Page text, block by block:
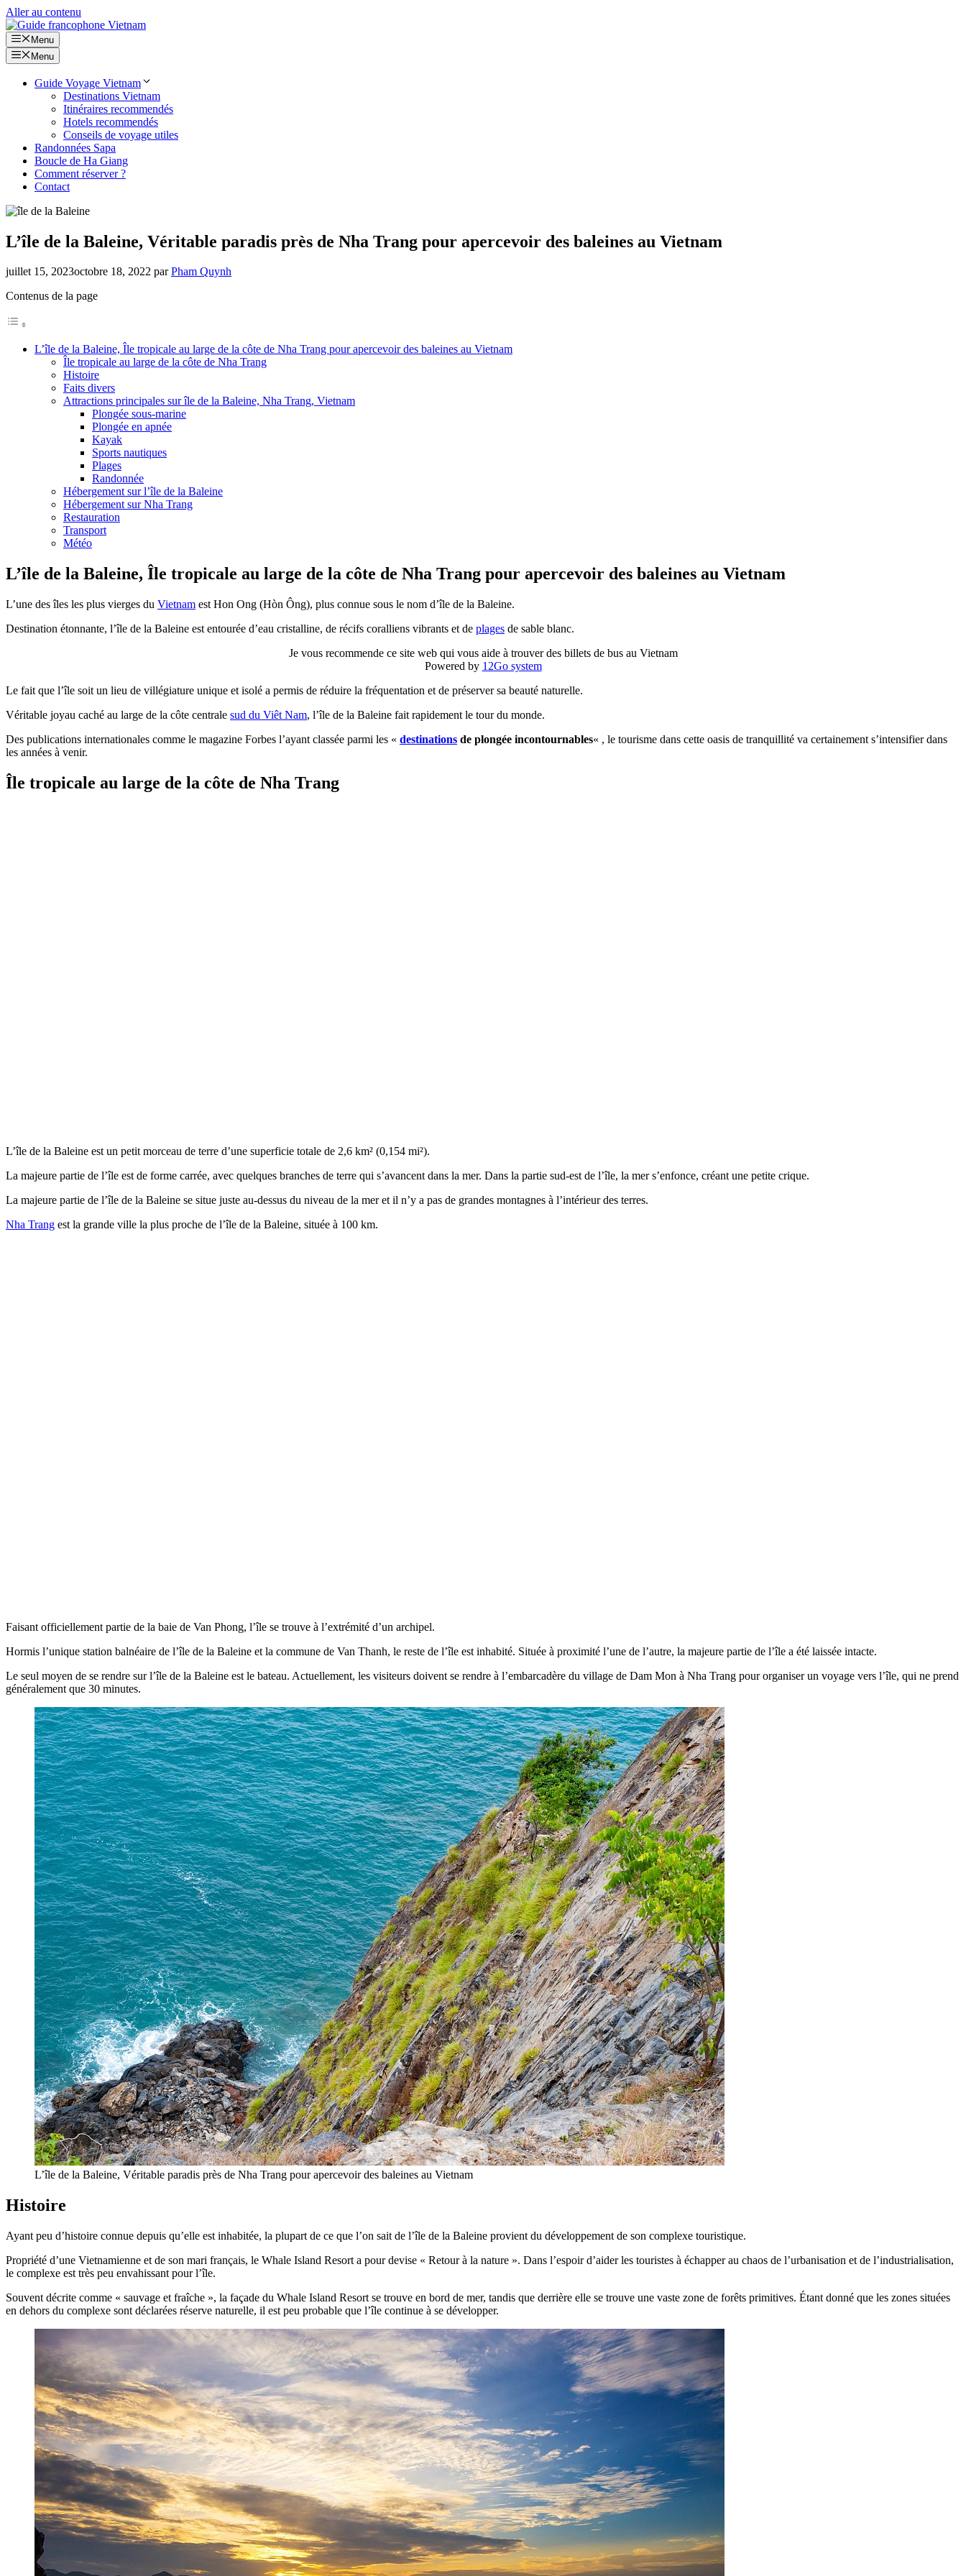
Aller au contenu
Menu
Menu
Guide Voyage Vietnam
Destinations Vietnam
Itinéraires recommendés
Hotels recommendés
Conseils de voyage utiles
Randonnées Sapa
Boucle de Ha Giang
Comment réserver ?
Contact
L’île de la Baleine, Véritable paradis près de Nha Trang pour apercevoir des baleines au Vietnam
juillet 15, 2023octobre 18, 2022 parPham Quynh
Contenus de la page
L’île de la Baleine, Île tropicale au large de la côte de Nha Trang pour apercevoir des baleines au Vietnam
Île tropicale au large de la côte de Nha Trang
Histoire
Faits divers
Attractions principales sur île de la Baleine, Nha Trang, Vietnam
Plongée sous-marine
Plongée en apnée
Kayak
Sports nautiques
Plages
Randonnée
Hébergement sur l’île de la Baleine
Hébergement sur Nha Trang
Restauration
Transport
Météo
L’île de la Baleine, Île tropicale au large de la côte de Nha Trang pour apercevoir des baleines au Vietnam
L’une des îles les plus vierges du Vietnam est Hon Ong (Hòn Ông), plus connue sous le nom d’île de la Baleine.
Destination étonnante, l’île de la Baleine est entourée d’eau cristalline, de récifs coralliens vibrants et de plages de sable blanc.
Je vous recommende ce site web qui vous aide à trouver des billets de bus au Vietnam
Powered by 12Go system
Le fait que l’île soit un lieu de villégiature unique et isolé a permis de réduire la fréquentation et de préserver sa beauté naturelle.
Véritable joyau caché au large de la côte centrale sud du Viêt Nam, l’île de la Baleine fait rapidement le tour du monde.
Des publications internationales comme le magazine Forbes l’ayant classée parmi les « destinations de plongée incontournables« , le tourisme dans cette oasis de tranquillité va certainement s’intensifier dans
les années à venir.
Île tropicale au large de la côte de Nha Trang
L’île de la Baleine est un petit morceau de terre d’une superficie totale de 2,6 km² (0,154 mi²).
La majeure partie de l’île est de forme carrée, avec quelques branches de terre qui s’avancent dans la mer. Dans la partie sud-est de l’île, la mer s’enfonce, créant une petite crique.
La majeure partie de l’île de la Baleine se situe juste au-dessus du niveau de la mer et il n’y a pas de grandes montagnes à l’intérieur des terres.
Nha Trang est la grande ville la plus proche de l’île de la Baleine, située à 100 km.
Faisant officiellement partie de la baie de Van Phong, l’île se trouve à l’extrémité d’un archipel.
Hormis l’unique station balnéaire de l’île de la Baleine et la commune de Van Thanh, le reste de l’île est inhabité. Située à proximité l’une de l’autre, la majeure partie de l’île a été laissée intacte.
Le seul moyen de se rendre sur l’île de la Baleine est le bateau. Actuellement, les visiteurs doivent se rendre à l’embarcadère du village de Dam Mon à Nha Trang pour organiser un voyage vers l’île, qui ne prend
généralement que 30 minutes.
L’île de la Baleine, Véritable paradis près de Nha Trang pour apercevoir des baleines au Vietnam
Histoire
Ayant peu d’histoire connue depuis qu’elle est inhabitée, la plupart de ce que l’on sait de l’île de la Baleine provient du développement de son complexe touristique.
Propriété d’une Vietnamienne et de son mari français, le Whale Island Resort a pour devise « Retour à la nature ». Dans l’espoir d’aider les touristes à échapper au chaos de l’urbanisation et de l’industrialisation,
le complexe est très peu envahissant pour l’île.
Souvent décrite comme « sauvage et fraîche », la façade du Whale Island Resort se trouve en bord de mer, tandis que derrière elle se trouve une vaste zone de forêts primitives. Étant donné que les zones situées
en dehors du complexe sont déclarées réserve naturelle, il est peu probable que l’île continue à se développer.